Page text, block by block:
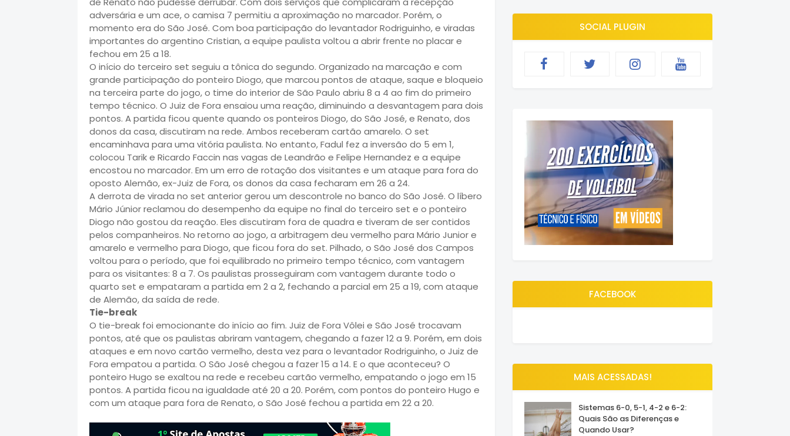
adversária e um ace, o camisa 7 permitiu a aproximação no marcador. Porém, o
momento era do São José. Com boa participação do levantador Rodriguinho, e viradas
importantes do argentino Cristian, a equipe paulista voltou a abrir frente no placar e
fechou em 25 a 18.
O início do terceiro set seguiu a tônica do segundo. Organizado na marcação e com
grande participação do ponteiro Diogo, que marcou pontos de ataque, saque e bloqueio
na terceira parte do jogo, o time do interior de São Paulo abriu 8 a 4 ao fim do primeiro
tempo técnico. O Juiz de Fora ensaiou uma reação, diminuindo a desvantagem para dois
pontos. A partida ficou quente quando os ponteiros Diogo, do São José, e Renato, dos
donos da casa, discutiram na rede. Ambos receberam cartão amarelo. O set
encaminhava para uma vitória paulista. No entanto, Fadul fez a inversão do 5 em 1,
colocou Tarik e Ricardo Faccin nas vagas de Leandrão e Felipe Hernandez e a equipe
encostou no marcador. Em um erro de rotação dos visitantes e um ataque para fora do
oposto Alemão, ex-Juiz de Fora, os donos da casa fecharam em 26 a 24.
A derrota de virada no set anterior gerou um descontrole no banco do São José. O líbero
Mário Júnior reclamou do desempenho da equipe no final do terceiro set e o ponteiro
Diogo não gostou da reação. Eles discutiram fora de quadra e tiveram de ser contidos
pelos companheiros. No retorno ao jogo, a arbitragem deu vermelho para Mário Junior e
amarelo e vermelho para Diogo, que ficou fora do set. Pilhado, o São José dos Campos
voltou para o período, que foi equilibrado no primeiro tempo técnico, com vantagem
para os visitantes: 8 a 7. Os paulistas prosseguiram com vantagem durante todo o
quarto set e empataram a partida em 2 a 2, fechando a parcial em 25 a 19, com ataque
de Alemão, da saída de rede.
Tie-break
O tie-break foi emocionante do início ao fim. Juiz de Fora Vôlei e São José trocavam
pontos, até que os paulistas abriram vantagem, chegando a fazer 12 a 9. Porém, em dois
ataques e em novo cartão vermelho, desta vez para o levantador Rodriguinho, o Juiz de
Fora empatou a partida. O São José chegou a fazer 15 a 14. E o que aconteceu? O
ponteiro Hugo se exaltou na rede e recebeu cartão vermelho, empatando o jogo em 15
pontos. A partida ficou na igualdade até 20 a 20. Porém, com pontos do ponteiro Hugo e
com um ataque para fora de Renato, o São José fechou a partida em 22 a 20.
SOCIAL PLUGIN
FACEBOOK
MAIS ACESSADAS!
Sistemas 6-0, 5-1, 4-2 e 6-2:
Quais São as Diferenças e
Quando Usar?